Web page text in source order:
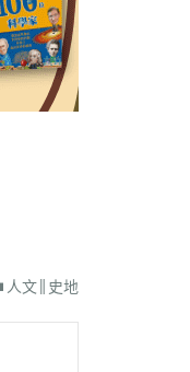
人文║史地